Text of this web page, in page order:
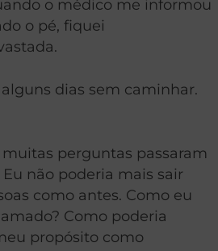
o médico me informou
o pé, fiquei
dias sem caminhar.
perguntas passaram
não poderia mais sair
como antes. Como eu
Como poderia
propósito como